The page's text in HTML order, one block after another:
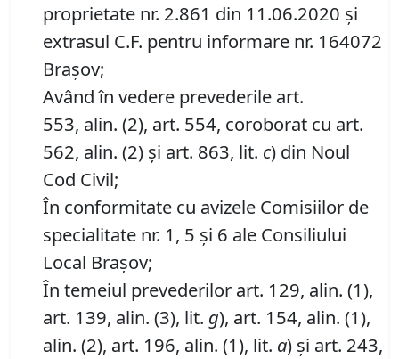
proprietate nr. 2.861 din 11.06.2020 și
extrasul C.F. pentru informare nr. 164072
Brașov;
Având în vedere prevederile art.
553, alin. (2), art. 554, coroborat cu art.
562, alin. (2) și art. 863, lit. c) din Noul
Cod Civil;
În conformitate cu avizele Comisiilor de
specialitate nr. 1, 5 și 6 ale Consiliului
Local Brașov;
În temeiul prevederilor art. 129, alin. (1),
art. 139, alin. (3), lit. g), art. 154, alin. (1),
alin. (2), art. 196, alin. (1), lit. a) și art. 243,